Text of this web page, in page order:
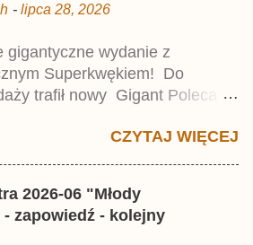
- lipca 28, 2026
gigantyczne wydanie z
Superkwękiem! Do
trafił nowy Gigant Poleca
kolejny 624-stronicowy tom z
historiami o kaczym
49,99 zł i zamówicie go także z
na Egmont.pl . Za przekład
CZYTAJ WIĘCEJ
2026-06 "Młody
zapowiedź - kolejny